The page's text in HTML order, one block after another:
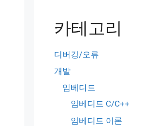
카테고리
디버깅/오류
개발
임베디드
임베디드 C/C++
임베디드 이론